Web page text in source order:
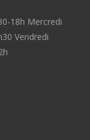
18h Mercredi
Vendredi